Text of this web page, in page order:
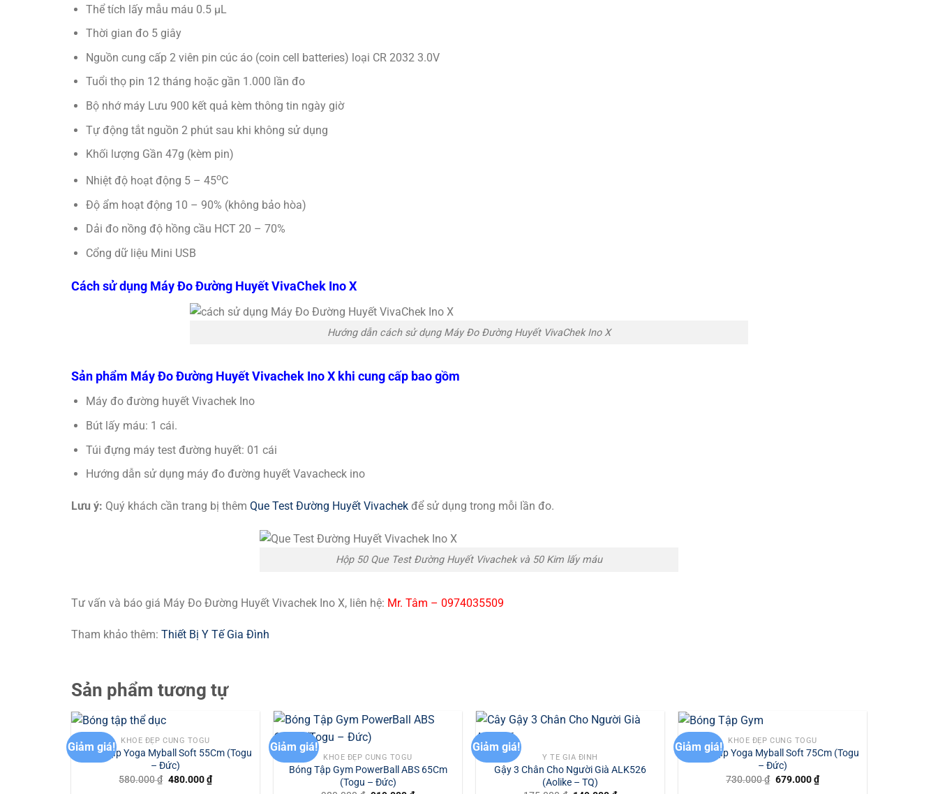
Thể tích lấy mẫu máu 0.5 µL
Thời gian đo 5 giây
Nguồn cung cấp 2 viên pin cúc áo (coin cell batteries) loại CR 2032 3.0V
Tuổi thọ pin 12 tháng hoặc gần 1.000 lần đo
Bộ nhớ máy Lưu 900 kết quả kèm thông tin ngày giờ
Tự động tắt nguồn 2 phút sau khi không sử dụng
Khối lượng Gần 47g (kèm pin)
Nhiệt độ hoạt động 5 – 45oC
Độ ẩm hoạt động 10 – 90% (không bảo hòa)
Dải đo nồng độ hồng cầu HCT 20 – 70%
Cổng dữ liệu Mini USB
Cách sử dụng Máy Đo Đường Huyết VivaChek Ino X
Hướng dẫn cách sử dụng Máy Đo Đường Huyết VivaChek Ino X
Sản phẩm Máy Đo Đường Huyết Vivachek Ino X khi cung cấp bao gồm
Máy đo đường huyết Vivachek Ino
Bút lấy máu: 1 cái.
Túi đựng máy test đường huyết: 01 cái
Hướng dẫn sử dụng máy đo đường huyết Vavacheck ino
Lưu ý: Quý khách cần trang bị thêm Que Test Đường Huyết Vivachek để sử dụng trong mỗi lần đo.
Hộp 50 Que Test Đường Huyết Vivachek và 50 Kim lấy máu
Tư vấn và báo giá Máy Đo Đường Huyết Vivachek Ino X, liên hệ: Mr. Tâm – 0974035509
Tham khảo thêm: Thiết Bị Y Tế Gia Đình
Sản phẩm tương tự
Giảm giá! KHỎE ĐẸP CÙNG TOGU
Bóng Tập Yoga Myball Soft 55Cm (Togu
– Đức)
580.000₫ Giá
480.000₫Giá
hiện
Giảm giá!
KHỎE ĐẸP CÙNG TOGU
Bóng Tập Gym PowerBall ABS 65Cm
(Togu – Đức)
Giảm giá!
Y TẾ GIA ĐÌNH
Gậy 3 Chân Cho Người Già ALK526
(Aolike – TQ)
Giảm giá! KHỎE ĐẸP CÙNG TOGU
Bóng Tập Yoga Myball Soft 75Cm (Togu
– Đức)
730.000₫ Giá
679.000₫Giá
hiện